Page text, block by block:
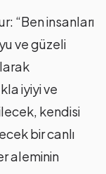
“Ben insanları
ve güzeli
iyiyi ve
kendisi
bir canlı
aleminin